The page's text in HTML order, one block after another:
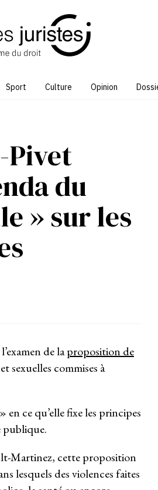
Sport Culture Opinion
Pivet
du
» sur les
de laproposition de
sexuelles commises à
ce qu’elle fixe les principes
publique.
Martinez, cette proposition
lesquels des violences faites